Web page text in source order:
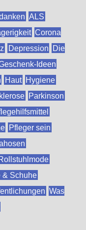
ALS
Corona
Depression Die
Ideen
Haut Hygiene
Parkinson
Pfleger sein
& Schuhe
Was